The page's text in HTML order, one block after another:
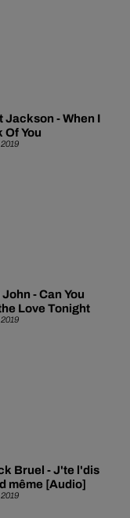
2019
Jackson - When I
Of You
2019
- Can You
Love Tonight
2019
Bruel - J'te l'dis
même [Audio]